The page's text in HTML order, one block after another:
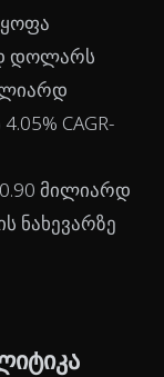
დოლარს
CAGR-
მილიარდ
ნახევარზე